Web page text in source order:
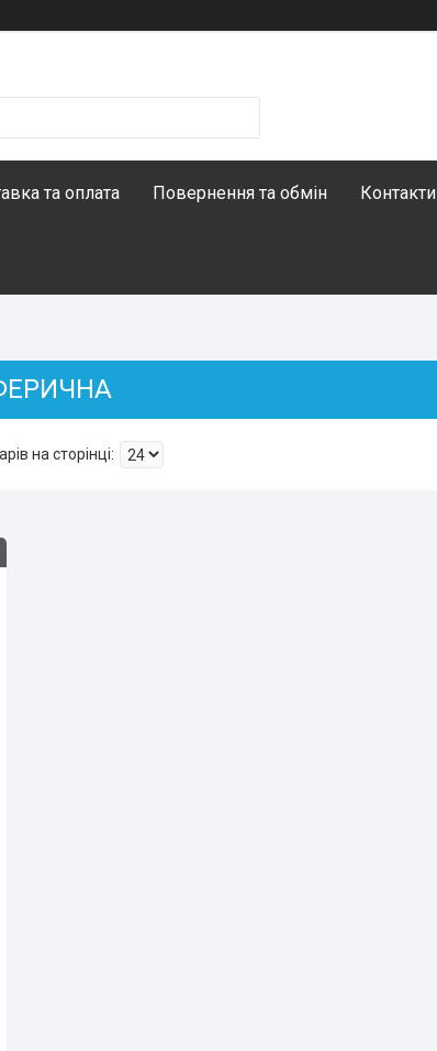
та оплата Повернення та обмін Контакти